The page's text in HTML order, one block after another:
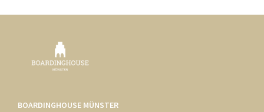
BOARDINGHOUSE MÜNSTER